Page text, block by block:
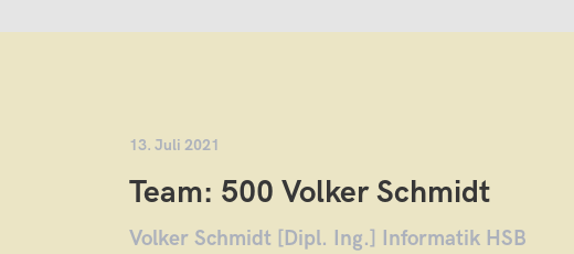
13. Juli 2021
Team: 500 Volker Schmidt
Volker Schmidt [Dipl. Ing.] Informatik HSB